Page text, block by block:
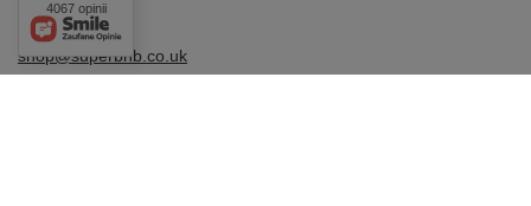
shop@superbhb.co.uk
4067 opinii